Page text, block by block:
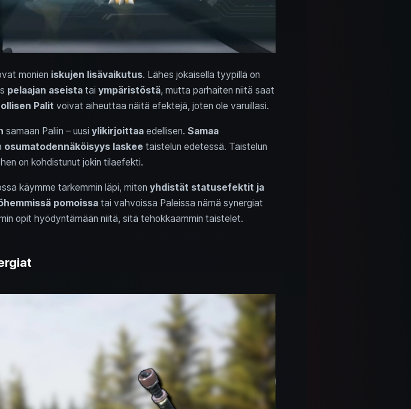
monien iskujen lisävaikutus. Lähes jokaisella tyypillä on
pelaajan aseistatai ympäristöstä, mutta parhaiten niitä saat
Palit voivat aiheuttaa näitä efektejä, joten ole varuillasi.
samaan Paliin – uusi ylikirjoittaaedellisen. Samaa
osumatodennäköisyys laskee taistelun edetessä. Taistelun
on kohdistunut jokin tilaefekti.
käymme tarkemmin läpi, miten yhdistät statusefektit ja
pomoissatai vahvoissa Paleissa nämä synergiat
opit hyödyntämään niitä, sitä tehokkaammin taistelet.